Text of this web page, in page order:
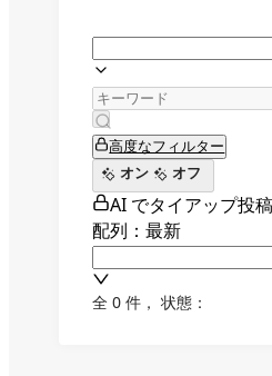
高度なフィルター
オン
オフ
AI でタイアップ投
配列：最新
全 0 件 ， 状態：